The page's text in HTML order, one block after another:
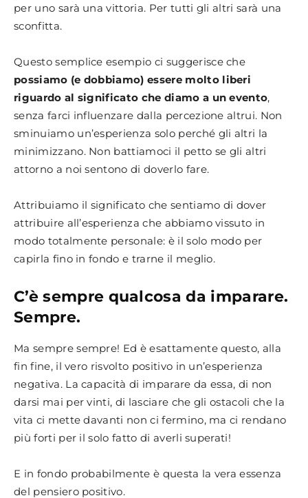
per uno sarà una vittoria. Per tutti gli altri sarà una
sconfitta.
Questo semplice esempio ci suggerisce che
possiamo (e dobbiamo) essere molto liberi
riguardo al significato che diamo a un evento,
senza farci influenzare dalla percezione altrui. Non
sminuiamo un’esperienza solo perché gli altri la
minimizzano. Non battiamoci il petto se gli altri
attorno a noi sentono di doverlo fare.
Attribuiamo il significato che sentiamo di dover
attribuire all’esperienza che abbiamo vissuto in
modo totalmente personale: è il solo modo per
capirla fino in fondo e trarne il meglio.
C’è sempre qualcosa da imparare.
Sempre.
Ma sempre sempre! Ed è esattamente questo, alla
fin fine, il vero risvolto positivo in un’esperienza
negativa. La capacità di imparare da essa, di non
darsi mai per vinti, di lasciare che gli ostacoli che la
vita ci mette davanti non ci fermino, ma ci rendano
più forti per il solo fatto di averli superati!
E in fondo probabilmente è questa la vera essenza
del pensiero positivo.